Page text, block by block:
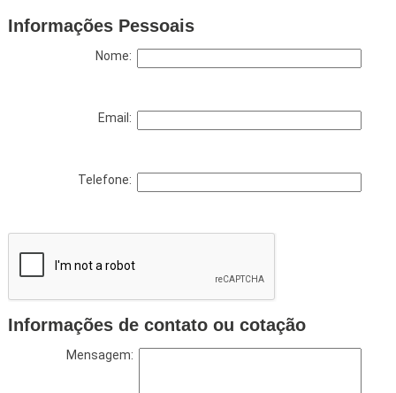
Informações Pessoais
Nome:
Email:
Telefone:
Informações de contato ou cotação
Mensagem: